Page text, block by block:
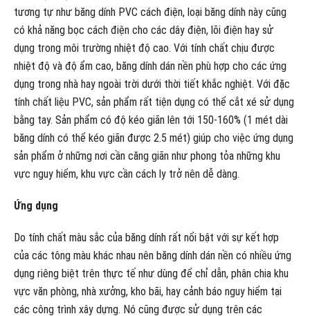
tương tự như băng dính PVC cách điện, loại băng dính này cũng
có khả năng bọc cách điện cho các dây điện, lõi điện hay sử
dụng trong môi trường nhiệt độ cao. Với tính chất chịu được
nhiệt độ và độ ẩm cao, băng dính dán nền phù hợp cho các ứng
dụng trong nhà hay ngoài trời dưới thời tiết khắc nghiệt. Với đặc
tính chất liệu PVC, sản phẩm rất tiện dụng có thể cắt xé sử dụng
bằng tay. Sản phẩm có độ kéo giãn lên tới 150-160% (1 mét dài
băng dính có thể kéo giãn được 2.5 mét) giúp cho việc ứng dụng
sản phẩm ở những nơi cần căng giãn như phong tỏa những khu
vực nguy hiểm, khu vực cần cách ly trở nên dễ dàng.
Ứng dụng
Do tính chất màu sắc của băng dính rất nổi bật với sự kết hợp
của các tông màu khác nhau nên băng dính dán nền có nhiều ứng
dụng riêng biệt trên thực tế như dùng để chỉ dẫn, phân chia khu
vực văn phòng, nhà xưởng, kho bãi, hay cảnh báo nguy hiểm tại
các công trình xây dựng. Nó cũng được sử dụng trên các